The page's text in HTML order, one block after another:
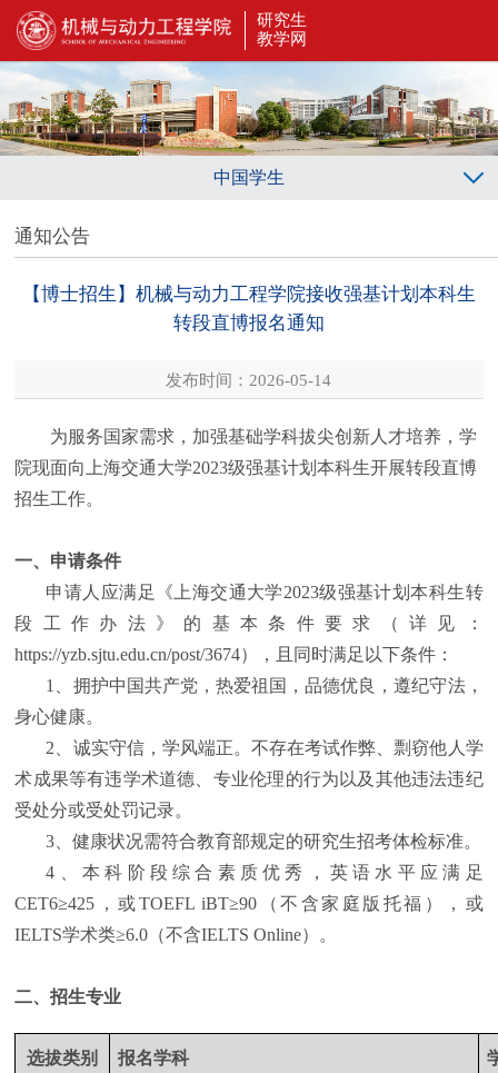
研究生
教学网
中国学生
通知公告
【博士招生】机械与动力工程学院接收强基计划本科生
转段直博报名通知
发布时间：2026-05-14
为服务国家需求，加强基础学科拔尖创新人才培养，学
院现面向上海交通大学2023级强基计划本科生开展转段直博
招生工作。
一、申请条件
申请人应满足《上海交通大学2023级强基计划本科生转
段工作办法》的基本条件要求（详见
：
https://yzb.sjtu.edu.cn/post/3674），且同时满足以下条件：
1
、拥护中国共产党，热爱祖国，品德优良，遵纪守法，
身心健康。
2 、诚实守信，学风端正。不存在考试作弊、剽窃他人学
术成果等有违学术道德、专业伦理的行为以及其他违法违纪
受处分或受处罚记录。
3 、健康状况需符合教育部规定的研究生招考体检标准。
4 、本科阶段综合素质优秀，英语水平应满足
CET6≥425 ，或TOEFL iBT≥90 （不含家庭版托福），或
IELTS学术类≥6.0 （不含IELTS Online）。
二、招生专业
选拔类别 报名学科